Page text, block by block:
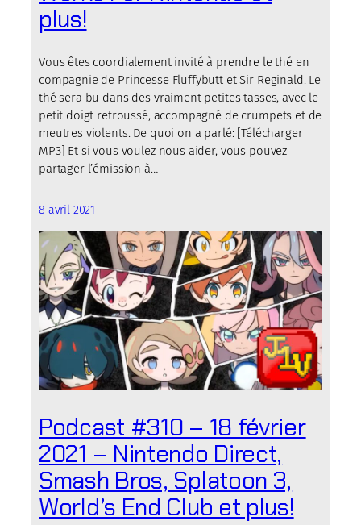
plus!
Vous êtes coordialement invité à prendre le thé en
compagnie de Princesse Fluffybutt et Sir Reginald. Le
thé sera bu dans des vraiment petites tasses, avec le
petit doigt retroussé, accompagné de crumpets et de
meutres violents. De quoi on a parlé: [Télécharger
MP3] Et si vous voulez nous aider, vous pouvez
partager l’émission à…
8 avril 2021
Podcast #310 – 18 février
2021 – Nintendo Direct,
Smash Bros, Splatoon 3,
World’s End Club et plus!